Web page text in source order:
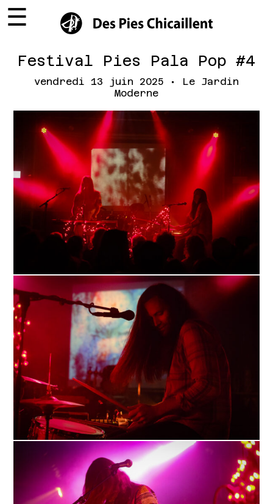
☰
Festival Pies Pala Pop #4
vendredi 13 juin 2025 • Le Jardin
Moderne